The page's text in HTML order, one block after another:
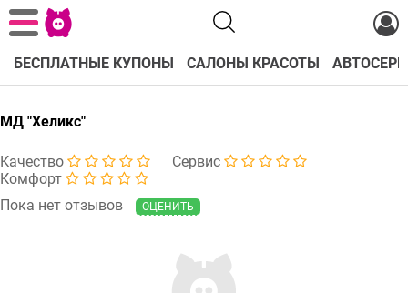
БЕСПЛАТНЫЕ КУПОНЫ САЛОНЫ КРАСОТЫ
МД "Хеликс"
Качество
Сервис
Комфорт
Пока нет отзывов
ОЦЕНИТЬ